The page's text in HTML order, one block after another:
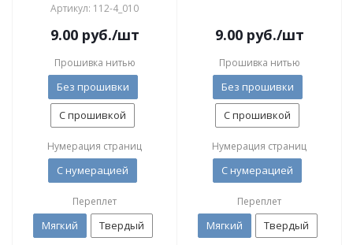
Артикул: 112-4_010
9.00руб./шт
Прошивка нитью
Без прошивки
С прошивкой
Нумерация страниц
С нумерацией
Переплет
Мягкий Твердый
9.00руб./шт
Прошивка нитью
Без прошивки
С прошивкой
Нумерация страниц
С нумерацией
Переплет
Мягкий Твердый